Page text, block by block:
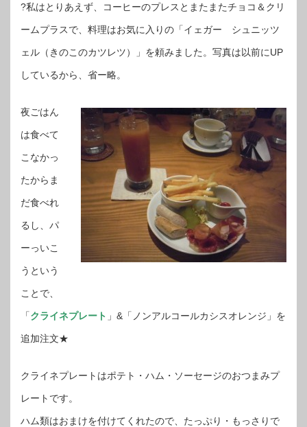
?私はとりあえず、コーヒーのプレスとまたまたチョコ＆クリ
ームプラスで、料理はお気に入りの「イェガー シュニッツ
ェル（きのこのカツレツ）」を頼みました。写真は以前にUP
しているから、省ー略。
夜ごはん
は食べて
こなかっ
たからま
だ食べれ
るし、パ
ーっいこ
うという
ことで、
「クライネプレート 」&「ノンアルコールカシスオレンジ」を
追加注文★
クライネプレートはポテト・ハム・ソーセージのおつまみプ
レートです。
ハム類はおまけを付けてくれたので、たっぷり・もっさりで